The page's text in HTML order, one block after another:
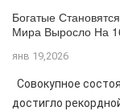
Богатые
Мира Выросло На
янв 19,2026
Совокупное
достигло